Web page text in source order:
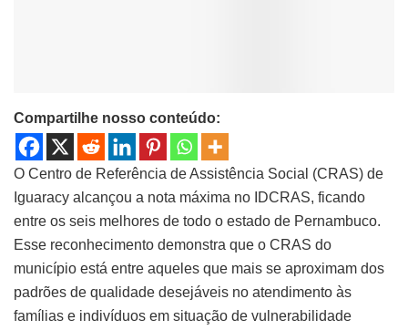
Compartilhe nosso conteúdo:
O Centro de Referência de Assistência Social (CRAS) de
Iguaracy alcançou a nota máxima no IDCRAS, ficando
entre os seis melhores de todo o estado de Pernambuco.
Esse reconhecimento demonstra que o CRAS do
município está entre aqueles que mais se aproximam dos
padrões de qualidade desejáveis no atendimento às
famílias e indivíduos em situação de vulnerabilidade